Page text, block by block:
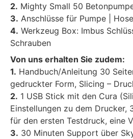
2. Mighty Small 50
3. Anschlüsse für Pumpe |
4. Werkzeug Box: Imbus
Schrauben
Von uns erhalten Sie zudem:
1. Handbuch/Anleitung 30
gedruckter Form, Slicing –
2. 1 USB Stick mit den Cura
Einstellungen zu dem Drucker,
für den ersten Testdruck, eine
3. 30 Minuten Support über